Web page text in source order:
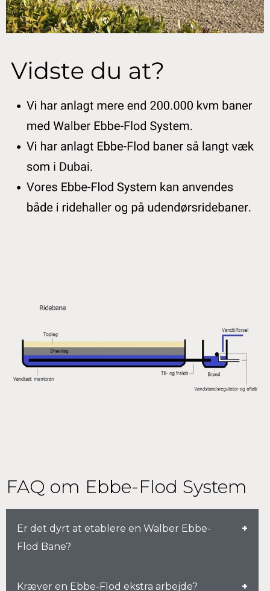
FAQ om Ebbe-Flod System
Er det dyrt at etablere en Walber Ebbe-
Flod Bane?
Hvis der er tale om en total nyetablering af
Kræver en Ebbe-Flod ekstra arbejde?